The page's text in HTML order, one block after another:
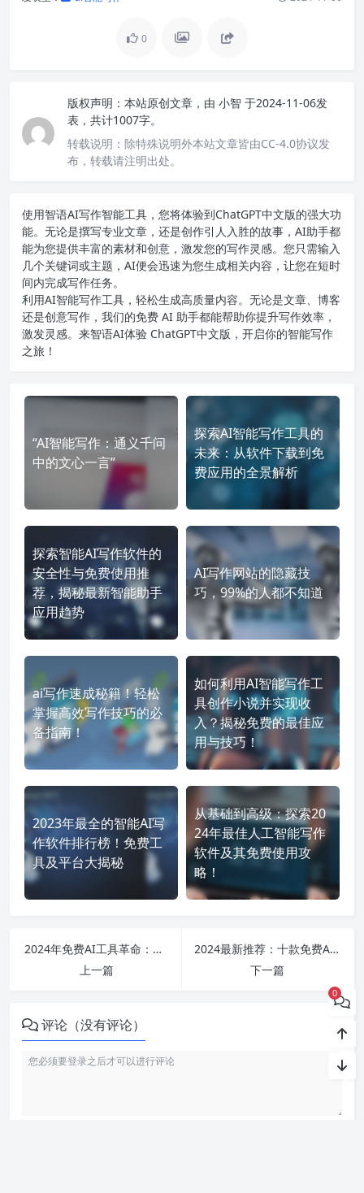
0
版权声明： 本站原创文章，由 小智 于2024-11-06发
表，共计1007字。
转载说明： 除特殊说明外本站文章皆由CC-4.0协议发
布，转载请注明出处。
使用智语AI写作智能工具，您将体验到ChatGPT中文版的强大功
能。无论是撰写专业文章，还是创作引人入胜的故事，AI助手都
能为您提供丰富的素材和创意，激发您的写作灵感。您只需输入
几个关键词或主题，AI便会迅速为您生成相关内容，让您在短时
间内完成写作任务。
利用AI智能写作工具，轻松生成高质量内容。无论是文章、博客
还是创意写作，我们的免费 AI 助手都能帮助你提升写作效率，
激发灵感。来智语AI体验 ChatGPT中文版 ，开启你的智能写作
之旅！
“AI智能写作：通义千问
中的文心一言”
探索AI智能写作工具的
未来：从软件下载到免
费应用的全景解析
探索智能AI写作软件的
安全性与免费使用推
荐，揭秘最新智能助手
应用趋势
AI写作网站的隐藏技
巧，99%的人都不知道
ai写作速成秘籍！轻松
掌握高效写作技巧的必
备指南！
如何利用AI智能写作工
具创作小说并实现收
入？揭秘免费的最佳应
用与技巧！
2023年最全的智能AI写
作软件排行榜！免费工
具及平台大揭秘
从基础到高级：探索20
24年最佳人工智能写作
软件及其免费使用攻
略！
2024年免费AI工具革命：从写作助手到视频制作，无所不能的智能化应用探索
上一篇
2024最新推荐：十款免费AI写作软件和工具，助你轻松实现高效创作！
下一篇
评论（没有评论）
0